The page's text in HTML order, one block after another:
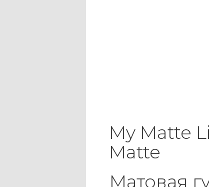
My Matte
Matte
Матовая